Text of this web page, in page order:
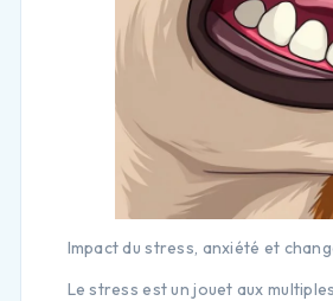
Impact du stress, anxiété et
Le stress est un jouet aux